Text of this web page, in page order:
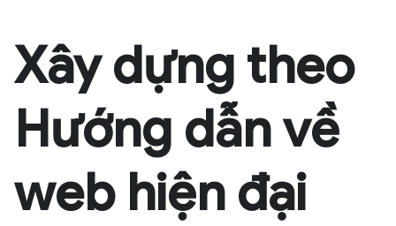
Xây dựng theo
Hướng dẫn về
web hiện đại